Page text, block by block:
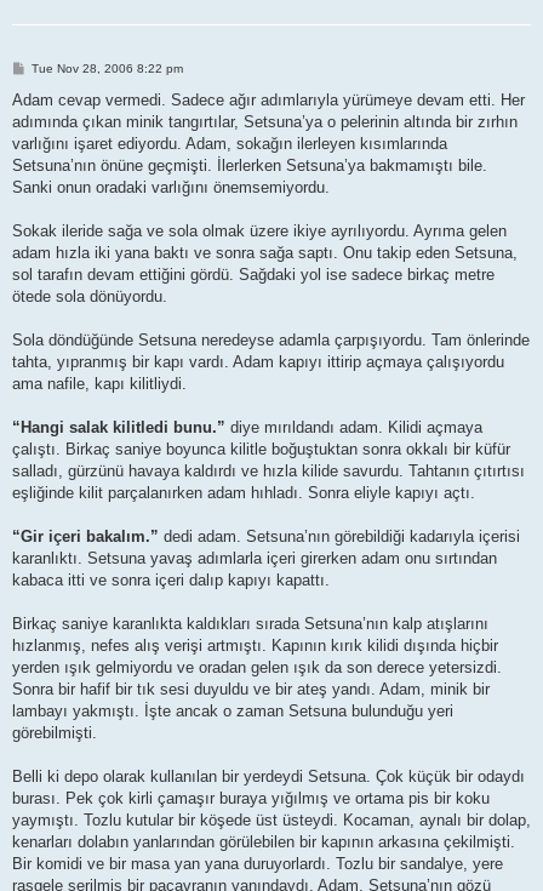
P
s
Tue Nov 28, 2006 8:22 pm
Adam cevap vermedi. Sadece ağır adımlarıyla yürümeye devam etti. Her
adımında çıkan minik tangırtılar, Setsuna’ya o pelerinin altında bir zırhın
varlığını işaret ediyordu. Adam, sokağın ilerleyen kısımlarında
Setsuna’nın önüne geçmişti. İlerlerken Setsuna’ya bakmamıştı bile.
Sanki onun oradaki varlığını önemsemiyordu.
Sokak ileride sağa ve sola olmak üzere ikiye ayrılıyordu. Ayrıma gelen
adam hızla iki yana baktı ve sonra sağa saptı. Onu takip eden Setsuna,
sol tarafın devam ettiğini gördü. Sağdaki yol ise sadece birkaç metre
ötede sola dönüyordu.
Sola döndüğünde Setsuna neredeyse adamla çarpışıyordu. Tam önlerinde
tahta, yıpranmış bir kapı vardı. Adam kapıyı ittirip açmaya çalışıyordu
ama nafile, kapı kilitliydi.
“Hangi salak kilitledi bunu.” diye mırıldandı adam. Kilidi açmaya
çalıştı. Birkaç saniye boyunca kilitle boğuştuktan sonra okkalı bir küfür
salladı, gürzünü havaya kaldırdı ve hızla kilide savurdu. Tahtanın çıtırtısı
eşliğinde kilit parçalanırken adam hıhladı. Sonra eliyle kapıyı açtı.
“Gir içeri bakalım.” dedi adam. Setsuna’nın görebildiği kadarıyla içerisi
karanlıktı. Setsuna yavaş adımlarla içeri girerken adam onu sırtından
kabaca itti ve sonra içeri dalıp kapıyı kapattı.
Birkaç saniye karanlıkta kaldıkları sırada Setsuna’nın kalp atışlarını
hızlanmış, nefes alış verişi artmıştı. Kapının kırık kilidi dışında hiçbir
yerden ışık gelmiyordu ve oradan gelen ışık da son derece yetersizdi.
Sonra bir hafif bir tık sesi duyuldu ve bir ateş yandı. Adam, minik bir
lambayı yakmıştı. İşte ancak o zaman Setsuna bulunduğu yeri
görebilmişti.
Belli ki depo olarak kullanılan bir yerdeydi Setsuna. Çok küçük bir odaydı
burası. Pek çok kirli çamaşır buraya yığılmış ve ortama pis bir koku
yaymıştı. Tozlu kutular bir köşede üst üsteydi. Kocaman, aynalı bir dolap,
kenarları dolabın yanlarından görülebilen bir kapının arkasına çekilmişti.
Bir komidi ve bir masa yan yana duruyorlardı. Tozlu bir sandalye, yere
rasgele serilmiş bir paçavranın yanındaydı. Adam, Setsuna’nın gözü